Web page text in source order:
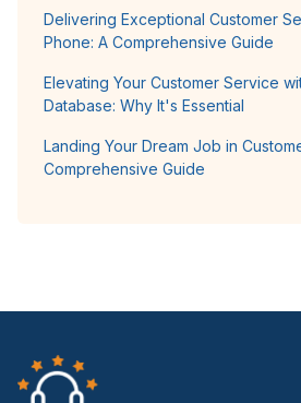
Delivering Exceptional Customer
Phone: A Comprehensive Guide
Elevating Your Customer Service
Database: Why It's Essential
Landing Your Dream Job in
Comprehensive Guide